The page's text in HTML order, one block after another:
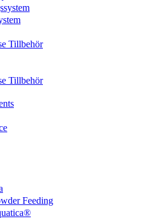
Tillbehör
Tillbehör
Feeding